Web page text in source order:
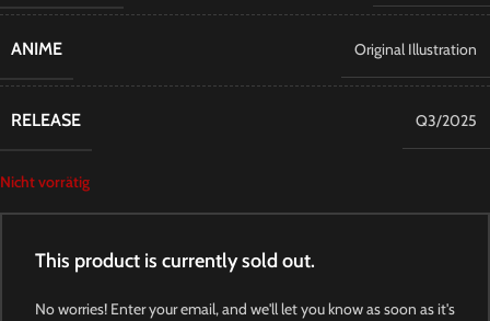
ANIME Original Illustration
RELEASE Q3/2025
Nicht vorrätig
This product is currently sold out.
No worries! Enter your email, and we'll let you know as soon as it's